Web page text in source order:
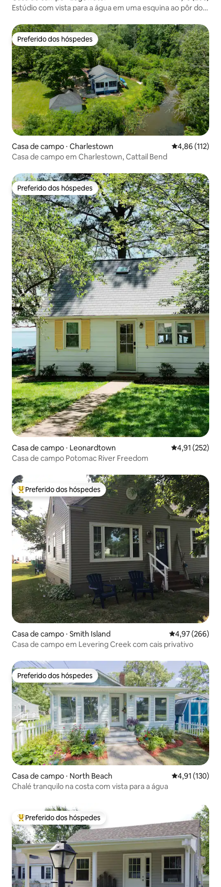
Estúdio com vista para a água em uma esquina ao pôr do
Preferido dos hóspedes
Preferido dos hóspedes
Casa de campo ⋅ Charlestown 4,86 de uma
4,86 (112)
Casa de campo em Charlestown, Cattail Bend
Preferido dos hóspedes
Preferido dos hóspedes
Casa de campo ⋅ Leonardtown 4,91 de uma
4,91 (252)
Casa de campo Potomac River Freedom
Entre os melhores preferidos dos hóspedes
Preferido dos hóspedes
Casa de campo ⋅ Smith Island 4,97 de uma
4,97 (266)
Casa de campo em Levering Creek com cais privativo
Preferido dos hóspedes
Preferido dos hóspedes
Casa de campo ⋅ North Beach 4,91 de uma
4,91 (130)
Chalé tranquilo na costa com vista para a água
Entre os melhores preferidos dos hóspedes
Preferido dos hóspedes